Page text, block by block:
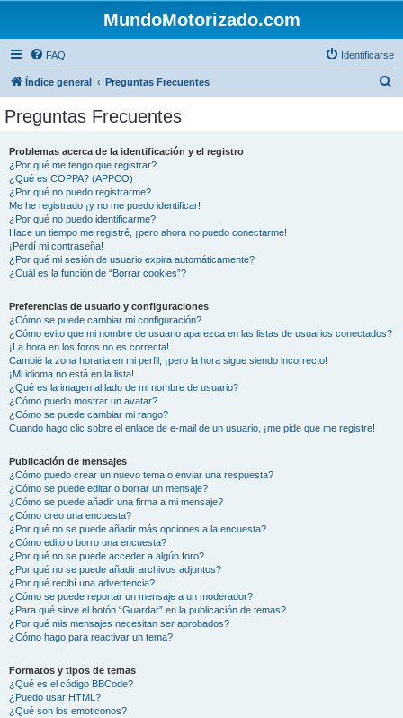
MundoMotorizado.com
FAQ Identificarse
Índice general Preguntas Frecuentes
Preguntas Frecuentes
Problemas acerca de la identificación y el registro
¿Por qué me tengo que registrar?
¿Qué es COPPA? (APPCO)
¿Por qué no puedo registrarme?
Me he registrado ¡y no me puedo identificar!
¿Por qué no puedo identificarme?
Hace un tiempo me registré, ¡pero ahora no puedo conectarme!
¡Perdí mi contraseña!
¿Por qué mi sesión de usuario expira automáticamente?
¿Cuál es la función de “Borrar cookies”?
Preferencias de usuario y configuraciones
¿Cómo se puede cambiar mi configuración?
¿Cómo evito que mi nombre de usuario aparezca en las listas de usuarios conectados?
¡La hora en los foros no es correcta!
Cambié la zona horaria en mi perfil, ¡pero la hora sigue siendo incorrecto!
¡Mi idioma no está en la lista!
¿Qué es la imagen al lado de mi nombre de usuario?
¿Cómo puedo mostrar un avatar?
¿Cómo se puede cambiar mi rango?
Cuando hago clic sobre el enlace de e-mail de un usuario, ¡me pide que me registre!
Publicación de mensajes
¿Cómo puedo crear un nuevo tema o enviar una respuesta?
¿Cómo se puede editar o borrar un mensaje?
¿Cómo se puede añadir una firma a mi mensaje?
¿Cómo creo una encuesta?
¿Por qué no se puede añadir más opciones a la encuesta?
¿Cómo edito o borro una encuesta?
¿Por qué no se puede acceder a algún foro?
¿Por qué no se puede añadir archivos adjuntos?
¿Por qué recibí una advertencia?
¿Cómo se puede reportar un mensaje a un moderador?
¿Para qué sirve el botón “Guardar” en la publicación de temas?
¿Por qué mis mensajes necesitan ser aprobados?
¿Cómo hago para reactivar un tema?
Formatos y tipos de temas
¿Qué es el código BBCode?
¿Puedo usar HTML?
¿Qué son los emoticonos?